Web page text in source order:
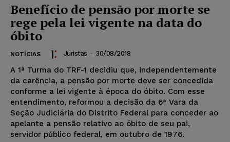
Benefício de pensão por morte se
rege pela lei vigente na data do
óbito
NOTÍCIAS Juristas - 30/08/2018
A 1ª Turma do TRF-1 decidiu que, independentemente
da carência, a pensão por morte deve ser concedida
conforme a lei vigente à época do óbito. Com esse
entendimento, reformou a decisão da 6ª Vara da
Seção Judiciária do Distrito Federal para conceder ao
apelante a pensão relativo ao óbito de seu pai,
servidor público federal, em outubro de 1976.